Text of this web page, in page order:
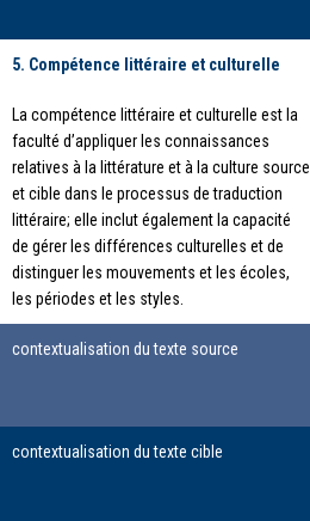
5. Compétence littéraire et culturelle
La compétence littéraire et culturelle est la
faculté d’appliquer les connaissances
relatives à la littérature et à la culture source
et cible dans le processus de traduction
littéraire; elle inclut également la capacité
de gérer les différences culturelles et de
distinguer les mouvements et les écoles,
les périodes et les styles.
contextualisation du texte source
contextualisation du texte cible